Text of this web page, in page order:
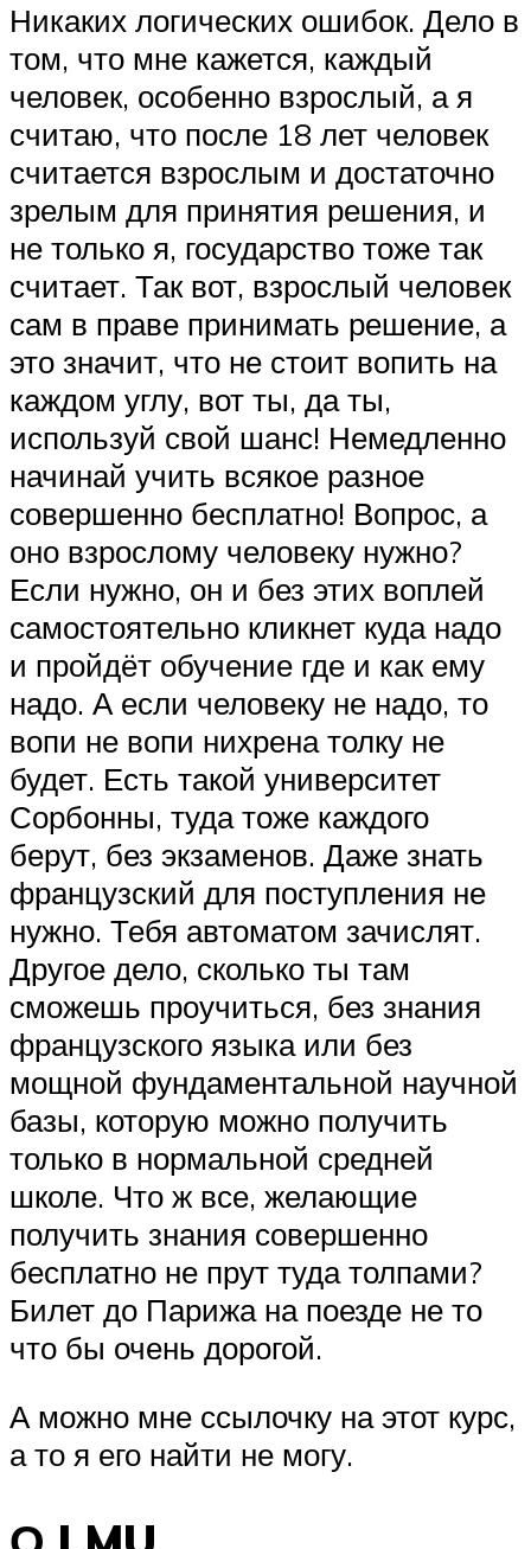
Никаких логических ошибок. Дело в
том, что мне кажется, каждый
человек, особенно взрослый, а я
считаю, что после 18 лет человек
считается взрослым и достаточно
зрелым для принятия решения, и
не только я, государство тоже так
считает. Так вот, взрослый человек
сам в праве принимать решение, а
это значит, что не стоит вопить на
каждом углу, вот ты, да ты,
используй свой шанс! Немедленно
начинай учить всякое разное
совершенно бесплатно! Вопрос, а
оно взрослому человеку нужно?
Если нужно, он и без этих воплей
самостоятельно кликнет куда надо
и пройдёт обучение где и как ему
надо. А если человеку не надо, то
вопи не вопи нихрена толку не
будет. Есть такой университет
Сорбонны, туда тоже каждого
берут, без экзаменов. Даже знать
французский для поступления не
нужно. Тебя автоматом зачислят.
Другое дело, сколько ты там
сможешь проучиться, без знания
французского языка или без
мощной фундаментальной научной
базы, которую можно получить
только в нормальной средней
школе. Что ж все, желающие
получить знания совершенно
бесплатно не прут туда толпами?
Билет до Парижа на поезде не то
что бы очень дорогой.
А можно мне ссылочку на этот курс,
а то я его найти не могу.